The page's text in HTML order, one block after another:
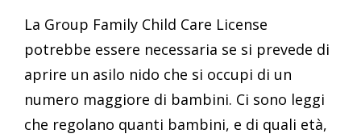
La Group Family Child Care License
potrebbe essere necessaria se si prevede di
aprire un asilo nido che si occupi di un
numero maggiore di bambini. Ci sono leggi
che regolano quanti bambini, e di quali età,